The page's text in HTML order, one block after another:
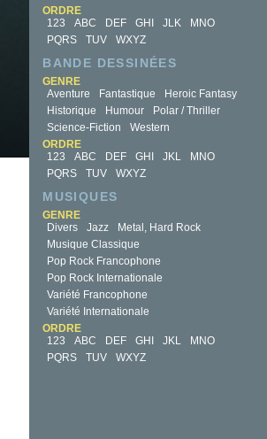
ORDRE
123
ABC DEF GHI JLK
MNO
PQRS
TUV WXYZ
BANDE DESSINÉES
GENRE
Aventure
Fantastique
Heroic Fantasy
Historique
Humour
Polar / Thriller
Science-Fiction
Western
ORDRE
123
ABC DEF GHI JKL
MNO
PQRS
TUV WXYZ
MUSIQUES
GENRE
Divers
Jazz
Metal, Hard Rock
Musique Classique
Pop Rock Francophone
Pop Rock Internationale
Variété Francophone
Variété Internationale
ORDRE
123
ABC DEF GHI JKL
MNO
PQRS
TUV WXYZ